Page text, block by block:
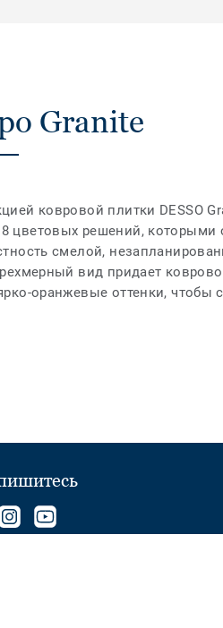
Granite
ковровой плитки DESSO
цветовых решений, которыми
смелой,
вид придает
оранжевые оттенки, чтобы
Follow
us